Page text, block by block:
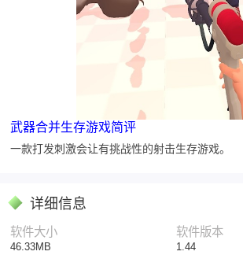
武器合并生存游戏简评
一款打发刺激会让有挑战性的射击生存游戏。
详细信息
软件大小
46.33MB
软件版本
1.44